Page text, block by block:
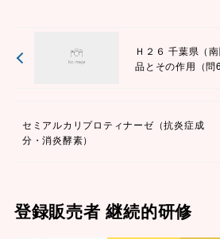
Ｈ２６ 千葉県（
品とその作用（問
セミアルカリプロティナーゼ（抗炎症成
分・消炎酵素）
登録販売者 継続的研修